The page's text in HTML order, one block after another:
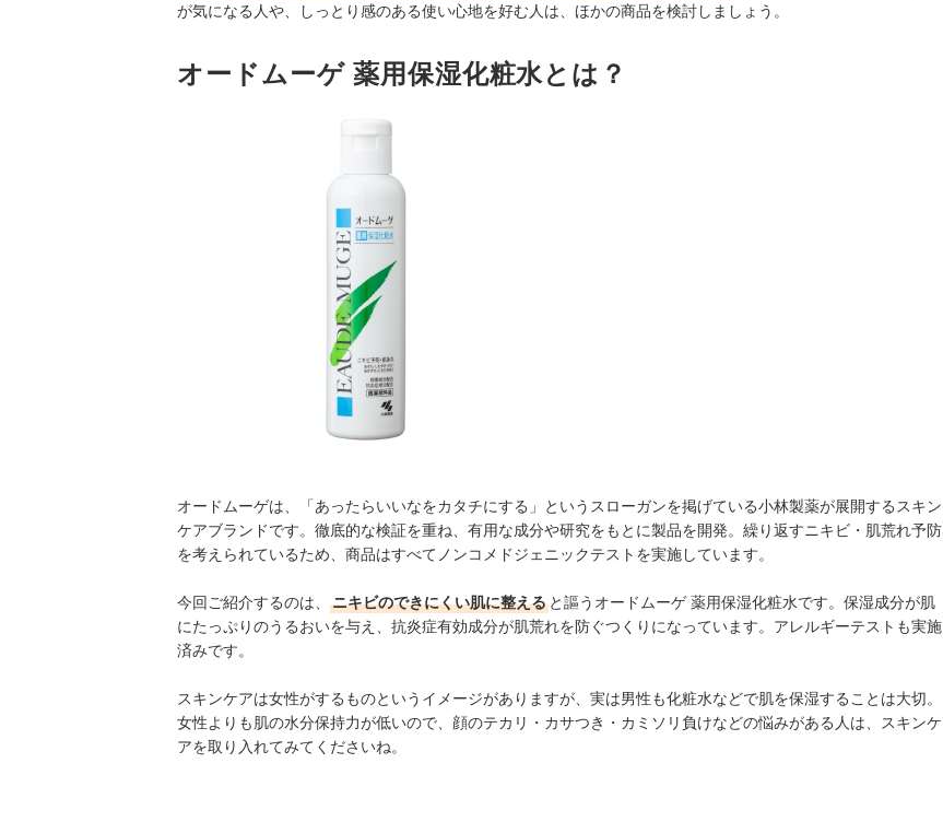
が気になる人や、しっとり感のある使い心地を好む人は、ほかの商品を検討しましょう。
オードムーゲ 薬用保湿化粧水とは？
オードムーゲは、「あったらいいなをカタチにする」というスローガンを掲げている小林製薬が展開するスキン
ケアブランドです。徹底的な検証を重ね、有用な成分や研究をもとに製品を開発。繰り返すニキビ・肌荒れ予防
を考えられているため、商品はすべてノンコメドジェニックテストを実施しています。
今回ご紹介するのは、 ニキビのできにくい肌に整える と謳うオードムーゲ 薬用保湿化粧水です。保湿成分が肌
にたっぷりのうるおいを与え、抗炎症有効成分が肌荒れを防ぐつくりになっています。アレルギーテストも実施
済みです。
スキンケアは女性がするものというイメージがありますが、実は男性も化粧水などで肌を保湿することは大切。
女性よりも肌の水分保持力が低いので、顔のテカリ・カサつき・カミソリ負けなどの悩みがある人は、スキンケ
アを取り入れてみてくださいね。